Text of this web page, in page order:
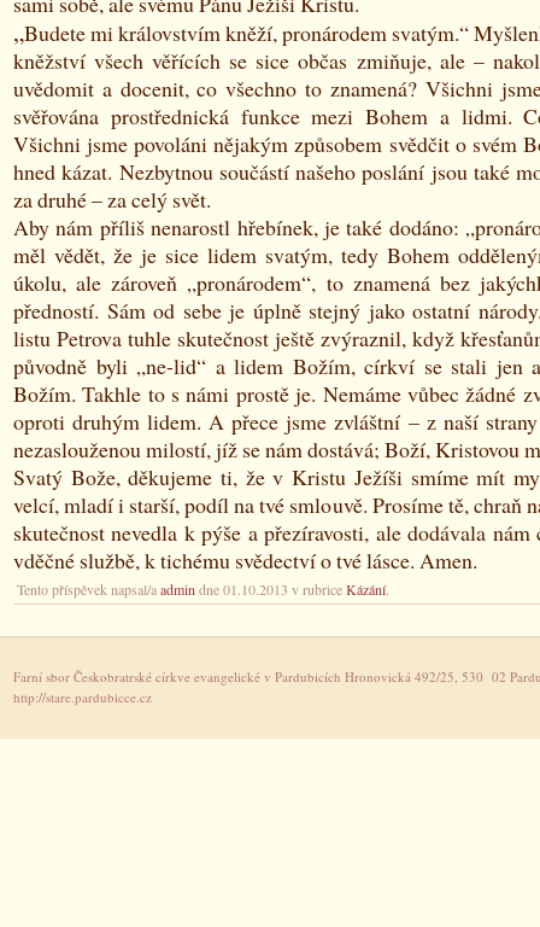
„Budete mi královstvím kněží, pronárodem svatým.“
kněžství všech věřících se sice občas zmiňuje, ale –
uvědomit a docenit, co všechno to znamená? Všichni
svěřována prostřednická funkce mezi Bohem a lidmi.
Všichni jsme povoláni nějakým způsobem svědčit o svém
hned kázat. Nezbytnou součástí našeho poslání jsou také
za druhé – za celý svět.
Aby nám příliš nenarostl hřebínek, je také dodáno:
měl vědět, že je sice lidem svatým, tedy Bohem
úkolu, ale zároveň „pronárodem“, to znamená bez
předností. Sám od sebe je úplně stejný jako ostatní
listu Petrova tuhle skutečnost ještě zvýraznil, když
původně byli „ne-lid“ a lidem Božím, církví se stali jen
Božím. Takhle to s námi prostě je. Nemáme vůbec žádné
oproti druhým lidem. A přece jsme zvláštní – z naší
nezaslouženou milostí, jíž se nám dostává; Boží, Kristovou
Svatý Bože, děkujeme ti, že v Kristu Ježíši smíme mít
velcí, mladí i starší, podíl na tvé smlouvě. Prosíme tě, chraň
skutečnost nevedla k pýše a přezíravosti, ale dodávala nám
vděčné službě, k tichému svědectví o tvé lásce. Amen.
Tento příspěvek napsal/aadmin dne 01.10.2013 v rubriceKázání.
Farní sbor Českobratrské církve evangelické v Pardubicích Hronovická 492/25, 530 02
http://stare.pardubicce.cz